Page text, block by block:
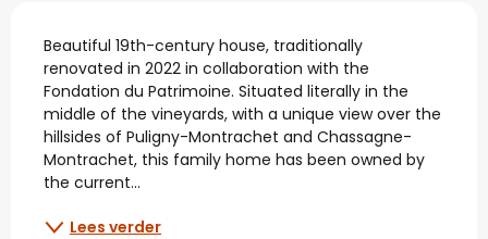
Beschrijving
Beautiful 19th-century house, traditionally
renovated in 2022 in collaboration with the
Fondation du Patrimoine. Situated literally in the
middle of the vineyards, with a unique view over the
hillsides of Puligny-Montrachet and Chassagne-
Montrachet, this family home has been owned by
the current...
Lees verder